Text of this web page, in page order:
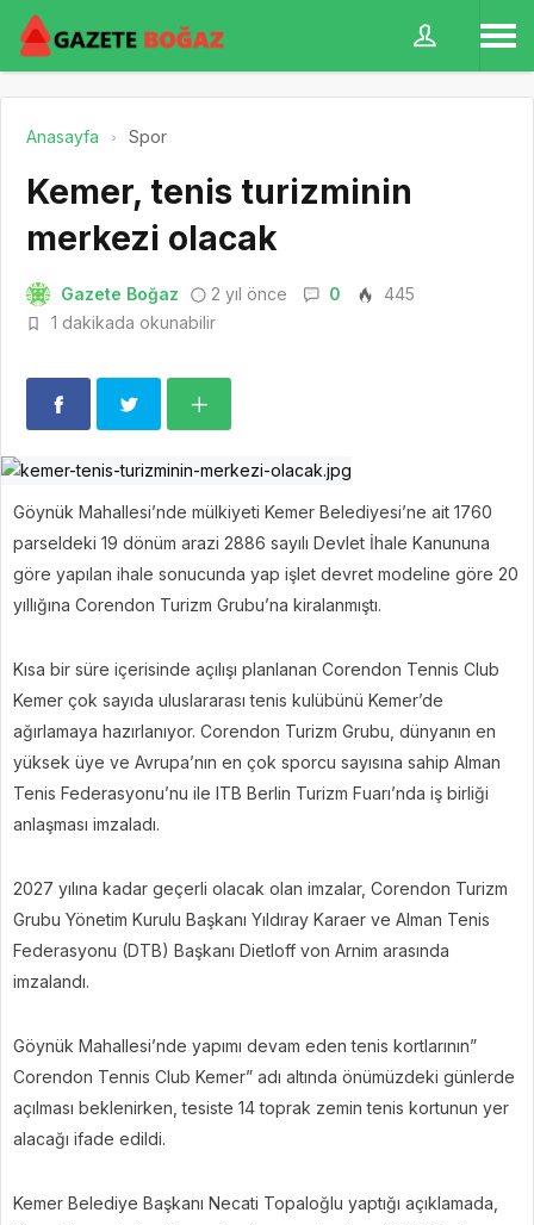
Anasayfa Spor
Kemer, tenis turizminin
merkezi olacak
Gazete Boğaz 2 yıl önce 0
445
1 dakikada okunabilir
Göynük Mahallesi’nde mülkiyeti Kemer Belediyesi’ne ait 1760
parseldeki 19 dönüm arazi 2886 sayılı Devlet İhale Kanununa
göre yapılan ihale sonucunda yap işlet devret modeline göre 20
yıllığına Corendon Turizm Grubu’na kiralanmıştı.
Kısa bir süre içerisinde açılışı planlanan Corendon Tennis Club
Kemer çok sayıda uluslararası tenis kulübünü Kemer’de
ağırlamaya hazırlanıyor. Corendon Turizm Grubu, dünyanın en
yüksek üye ve Avrupa’nın en çok sporcu sayısına sahip Alman
Tenis Federasyonu’nu ile ITB Berlin Turizm Fuarı’nda iş birliği
anlaşması imzaladı.
2027 yılına kadar geçerli olacak olan imzalar, Corendon Turizm
Grubu Yönetim Kurulu Başkanı Yıldıray Karaer ve Alman Tenis
Federasyonu (DTB) Başkanı Dietloff von Arnim arasında
imzalandı.
Göynük Mahallesi’nde yapımı devam eden tenis kortlarının”
Corendon Tennis Club Kemer” adı altında önümüzdeki günlerde
açılması beklenirken, tesiste 14 toprak zemin tenis kortunun yer
alacağı ifade edildi.
Kemer Belediye Başkanı Necati Topaloğlu yaptığı açıklamada,